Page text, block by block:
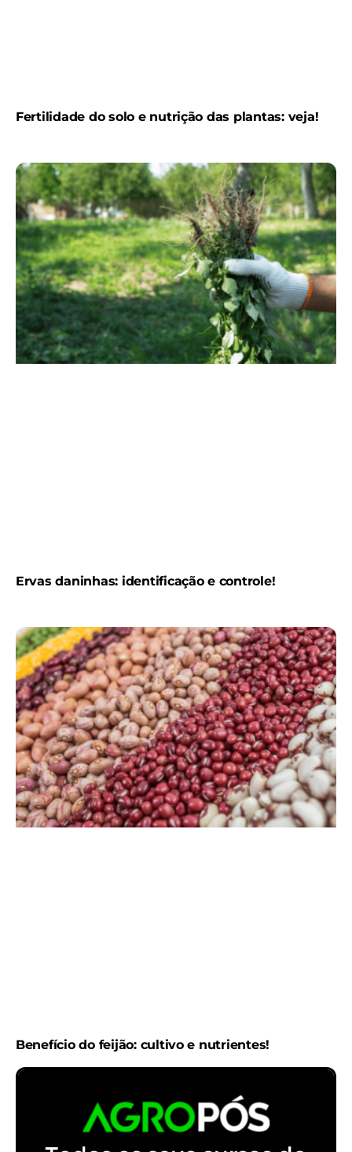
Fertilidade do solo e nutrição das plantas: veja!
Ervas daninhas: identificação e controle!
Benefício do feijão: cultivo e nutrientes!